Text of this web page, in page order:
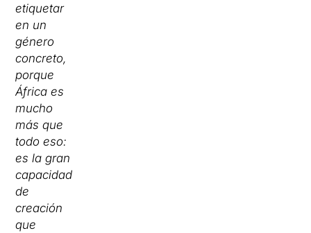
etiquetar
en un
género
concreto,
porque
África es
mucho
más que
todo eso:
es la gran
capacidad
de
creación
que